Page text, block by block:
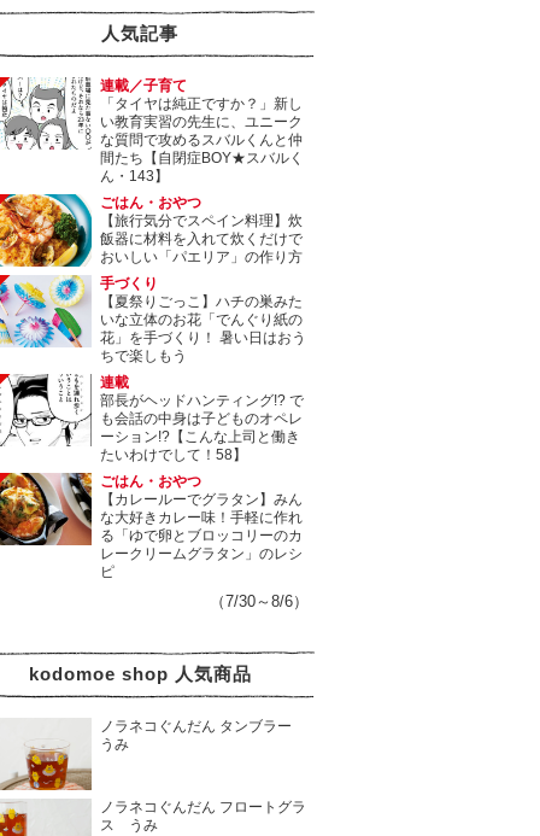
人気記事
連載／子育て
「タイヤは純正ですか？」新し
い教育実習の先生に、ユニーク
な質問で攻めるスバルくんと仲
間たち【自閉症BOY★スバルく
ん・143】
ごはん・おやつ
【旅行気分でスペイン料理】炊
飯器に材料を入れて炊くだけで
おいしい「パエリア」の作り方
手づくり
【夏祭りごっこ】ハチの巣みた
いな立体のお花「でんぐり紙の
花」を手づくり！ 暑い日はおう
ちで楽しもう
連載
部長がヘッドハンティング!? で
も会話の中身は子どものオペレ
ーション!?【こんな上司と働き
たいわけでして！58】
ごはん・おやつ
【カレールーでグラタン】みん
な大好きカレー味！手軽に作れ
る「ゆで卵とブロッコリーのカ
レークリームグラタン」のレシ
ピ
（7/30～8/6）
kodomoe shop 人気商品
ノラネコぐんだん タンブラー
うみ
ノラネコぐんだん フロートグラ
ス うみ